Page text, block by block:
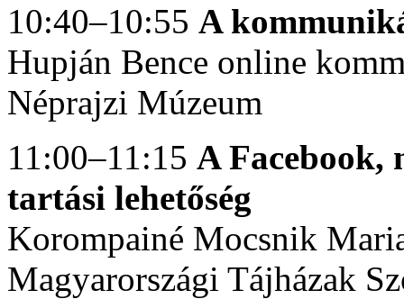
10:40–10:55 A
Hupján Bence online
Néprajzi Múzeum
11:00–11:15 A Facebook,
tartási lehetőség
Korompainé Mocsnik
Magyarországi Tájházak